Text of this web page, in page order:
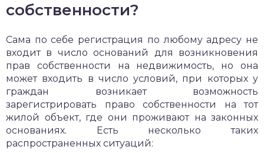
собственности?
Сама по себе регистрация по любому адресу не
входит в число оснований для возникновения
прав собственности на недвижимость, но она
может входить в число условий, при которых у
граждан возникает возможность
зарегистрировать право собственности на тот
жилой объект, где они проживают на законных
основаниях. Есть несколько таких
распространенных ситуаций: